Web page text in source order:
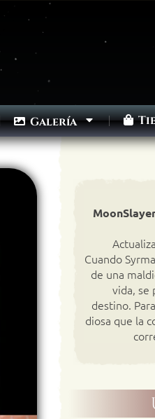
Galería
Cuando
de una
vida, se
destino.
diosa que la